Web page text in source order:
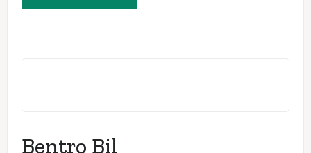
Bentro Bil